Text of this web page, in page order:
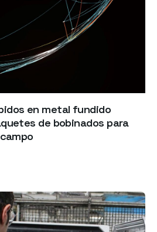
en metal fundido
de bobinados para